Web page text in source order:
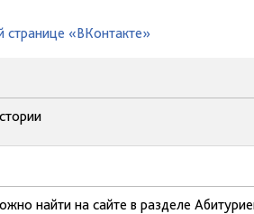
«ВКонтакте»
найти на сайте в разделе